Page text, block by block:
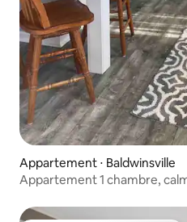
Appartement ⋅ Baldwinsville
Appartement 1 chambre,